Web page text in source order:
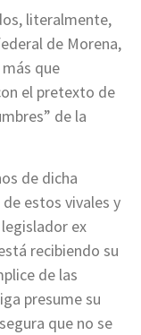
literalmente,
de Morena,
que
el pretexto de
de la
de dicha
estos vivales y
ex
recibiendo su
de las
presume su
que no se